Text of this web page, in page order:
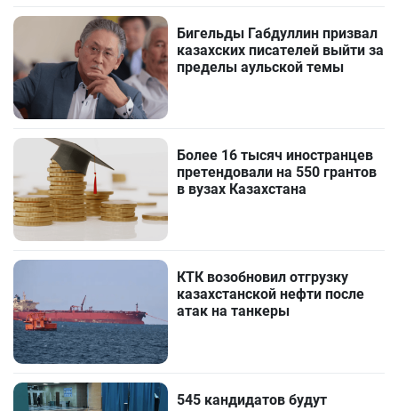
Бигельды Габдуллин призвал
казахских писателей выйти за
пределы аульской темы
Более 16 тысяч иностранцев
претендовали на 550 грантов
в вузах Казахстана
КТК возобновил отгрузку
казахстанской нефти после
атак на танкеры
545 кандидатов будут